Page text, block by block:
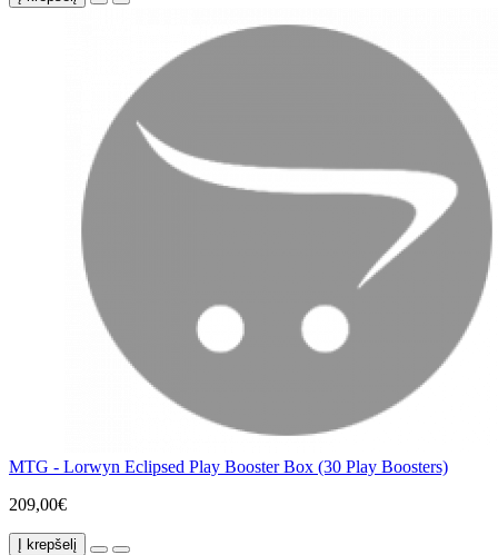
MTG - Lorwyn Eclipsed Play Booster Box (30 Play Boosters)
209,00€
Į krepšelį